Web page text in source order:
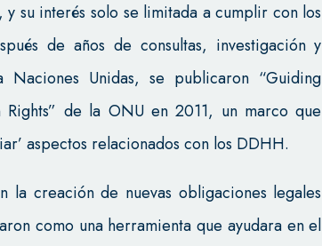
y su interés solo se limitada a cumplir con los
de años de consultas, investigación y
Unidas, se publicaron “Guiding
Rights” de la ONU en 2011, un marco que
aspectos relacionados con los DDHH.
la creación de nuevas obligaciones legales
como una herramienta que ayudara en el